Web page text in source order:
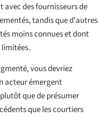
des fournisseurs de
tandis que d'autres
moins connues et dont
vous devriez
acteur émergent
que de présumer
que les courtiers